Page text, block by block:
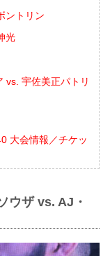
ントリン
光
vs. 宇佐美正パトリ
大会情報／チケッ
ウザ vs. AJ・